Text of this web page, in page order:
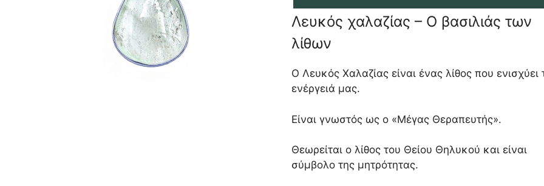
Λευκός χαλαζίας – Ο βασιλιάς των
λίθων
Ο Λευκός Χαλαζίας είναι ένας λίθος που ενισχύει
ενέργειά μας.
Είναι γνωστός ως ο «Μέγας Θεραπευτής».
Θεωρείται ο λίθος του Θείου Θηλυκού και είναι
σύμβολο της μητρότητας.